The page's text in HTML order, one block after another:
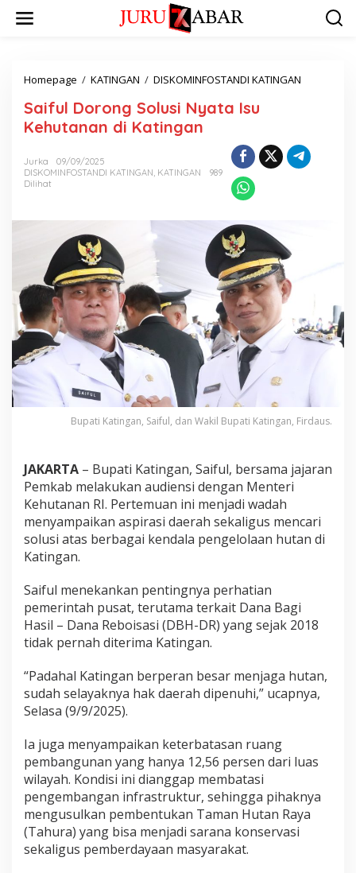
Homepage / KATINGAN / DISKOMINFOSTANDI KATINGAN
Saiful Dorong Solusi Nyata Isu
Kehutanan di Katingan
Jurka
09/09/2025
DISKOMINFOSTANDI KATINGAN, KATINGAN
989
Dilihat
Bupati Katingan, Saiful, dan Wakil Bupati Katingan, Firdaus.
JAKARTA – Bupati Katingan, Saiful, bersama jajaran
Pemkab melakukan audiensi dengan Menteri
Kehutanan RI. Pertemuan ini menjadi wadah
menyampaikan aspirasi daerah sekaligus mencari
solusi atas berbagai kendala pengelolaan hutan di
Katingan.
Saiful menekankan pentingnya perhatian
pemerintah pusat, terutama terkait Dana Bagi
Hasil – Dana Reboisasi (DBH-DR) yang sejak 2018
tidak pernah diterima Katingan.
“Padahal Katingan berperan besar menjaga hutan,
sudah selayaknya hak daerah dipenuhi,” ucapnya,
Selasa (9/9/2025).
Ia juga menyampaikan keterbatasan ruang
pembangunan yang hanya 12,56 persen dari luas
wilayah. Kondisi ini dianggap membatasi
pengembangan infrastruktur, sehingga pihaknya
mengusulkan pembentukan Taman Hutan Raya
(Tahura) yang bisa menjadi sarana konservasi
sekaligus pemberdayaan masyarakat.